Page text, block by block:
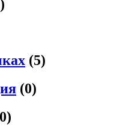
(5)
(0)